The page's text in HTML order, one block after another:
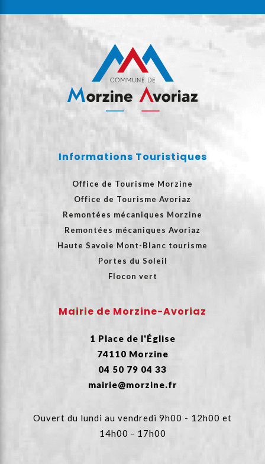
Informations Touristiques
Office de Tourisme Morzine
Office de Tourisme Avoriaz
Remontées mécaniques Morzine
Remontées mécaniques Avoriaz
Haute Savoie Mont-Blanc tourisme
Portes du Soleil
Flocon vert
Mairie de Morzine-Avoriaz
1 Place de l'Église
74110 Morzine
04 50 79 04 33
mairie@morzine.fr
Ouvert du lundi au vendredi 9h00 - 12h00 et
14h00 - 17h00